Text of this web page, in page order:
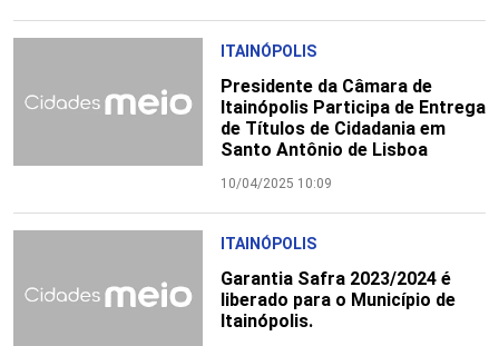
ITAINÓPOLIS
Presidente da Câmara de
Itainópolis Participa de Entrega
de Títulos de Cidadania em
Santo Antônio de Lisboa
10/04/2025 10:09
ITAINÓPOLIS
Garantia Safra 2023/2024 é
liberado para o Município de
Itainópolis.